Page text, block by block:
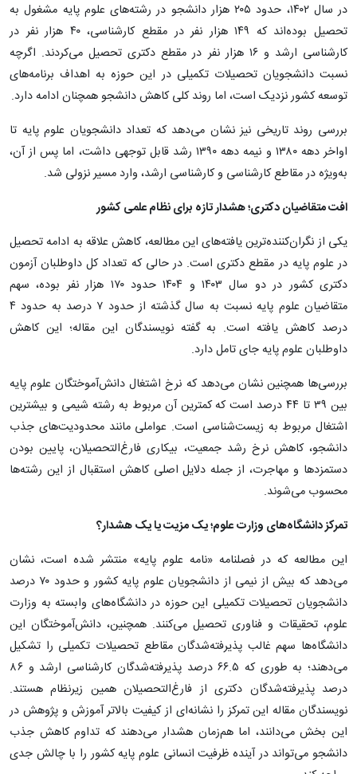
در سال ۱۴۰۲، حدود ۲۰۵ هزار دانشجو در رشته‌های علوم پایه مشغول به
تحصیل بوده‌اند که ۱۴۹ هزار نفر در مقطع کارشناسی، ۴۰ هزار نفر در
کارشناسی ارشد و ۱۶ هزار نفر در مقطع دکتری تحصیل می‌کردند. اگرچه
نسبت دانشجویان تحصیلات تکمیلی در این حوزه به اهداف برنامه‌های
توسعه کشور نزدیک است، اما روند کلی کاهش دانشجو همچنان ادامه دارد.
بررسی روند تاریخی نیز نشان می‌دهد که تعداد دانشجویان علوم پایه تا
اواخر دهه ۱۳۸۰ و نیمه دهه ۱۳۹۰ رشد قابل توجهی داشت، اما پس از آن،
به‌ویژه در مقاطع کارشناسی و کارشناسی ارشد، وارد مسیر نزولی شد.
افت متقاضیان دکتری؛ هشدار تازه برای نظام علمی کشور
یکی از نگران‌کننده‌ترین یافته‌های این مطالعه، کاهش علاقه به ادامه تحصیل
در علوم پایه در مقطع دکتری است. در حالی که تعداد کل داوطلبان آزمون
دکتری کشور در دو سال ۱۴۰۳ و ۱۴۰۴ حدود ۱۷۰ هزار نفر بوده، سهم
متقاضیان علوم پایه نسبت به سال گذشته از حدود ۷ درصد به حدود ۴
درصد کاهش یافته است. به گفته نویسندگان این مقاله؛ این کاهش
داوطلبان علوم پایه جای تامل دارد.
بررسی‌ها همچنین نشان می‌دهد که نرخ اشتغال دانش‌آموختگان علوم پایه
بین ۳۹ تا ۴۴ درصد است که کمترین آن مربوط به رشته شیمی و بیشترین
اشتغال مربوط به زیست‌شناسی‌ است. عواملی مانند محدودیت‌های جذب
دانشجو، کاهش نرخ رشد جمعیت، بیکاری فارغ‌التحصیلان، پایین بودن
دستمزدها و مهاجرت، از جمله دلایل اصلی کاهش استقبال از این رشته‌ها
محسوب می‌شوند.
تمرکز دانشگاه‌های وزارت علوم؛ یک مزیت یا یک هشدار؟
این مطالعه که در فصلنامه «نامه علوم پایه» منتشر شده است، نشان
می‌دهد که بیش از نیمی از دانشجویان علوم پایه کشور و حدود ۷۰ درصد
دانشجویان تحصیلات تکمیلی این حوزه در دانشگاه‌های وابسته به وزارت
علوم، تحقیقات و فناوری تحصیل می‌کنند. همچنین، دانش‌آموختگان این
دانشگاه‌ها سهم غالب پذیرفته‌شدگان مقاطع تحصیلات تکمیلی را تشکیل
می‌دهند؛ به طوری که ۶۶.۵ درصد پذیرفته‌شدگان کارشناسی ارشد و ۸۶
درصد پذیرفته‌شدگان دکتری از فارغ‌التحصیلان همین زیرنظام هستند.
نویسندگان مقاله این تمرکز را نشانه‌ای از کیفیت بالاتر آموزش و پژوهش در
این بخش می‌دانند، اما هم‌زمان هشدار می‌دهند که تداوم کاهش جذب
دانشجو می‌تواند در آینده ظرفیت انسانی علوم پایه کشور را با چالش جدی